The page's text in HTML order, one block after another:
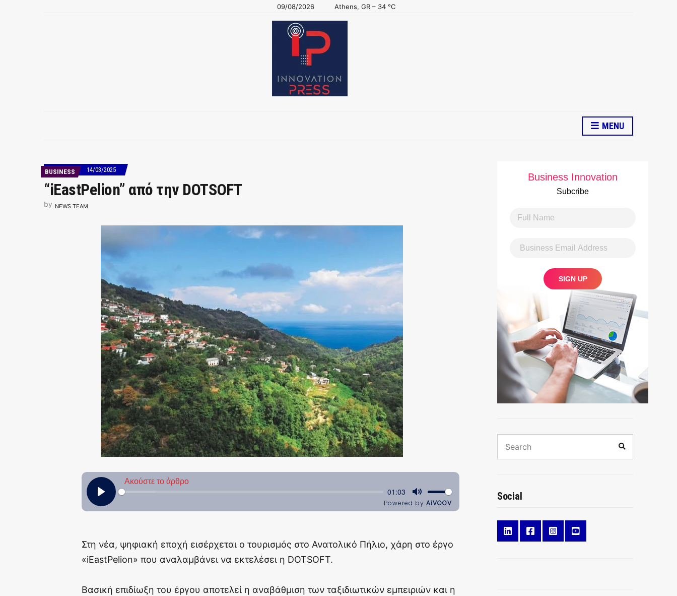
09/08/2026 Athens, GR– 34 C
MENU
BUSINESS 14/03/2025
“iEastPelion” από την DOTSOFT
by NEWS TEAM
Στη νέα, ψηφιακή εποχή εισέρχεται ο τουρισμός στο Ανατολικό Πήλιο, χάρη στο έργο
«iEastPelion» που αναλαμβάνει να εκτελέσει η DOTSOFT.
Βασική επιδίωξη του έργου αποτελεί η αναβάθμιση των ταξιδιωτικών εμπειριών και η
Business Innovation
Subcribe
for:
Social